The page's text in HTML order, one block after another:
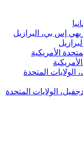
إس بي، البرازيل
الأمريكية
المتحدة
الولايات المتحدة